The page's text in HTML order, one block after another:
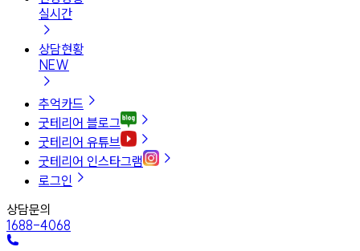
실시간
상담현황
NEW
추억카드
굿테리어 블로그
굿테리어 유튜브
굿테리어 인스타그램
로그인
상담문의
1688-4068